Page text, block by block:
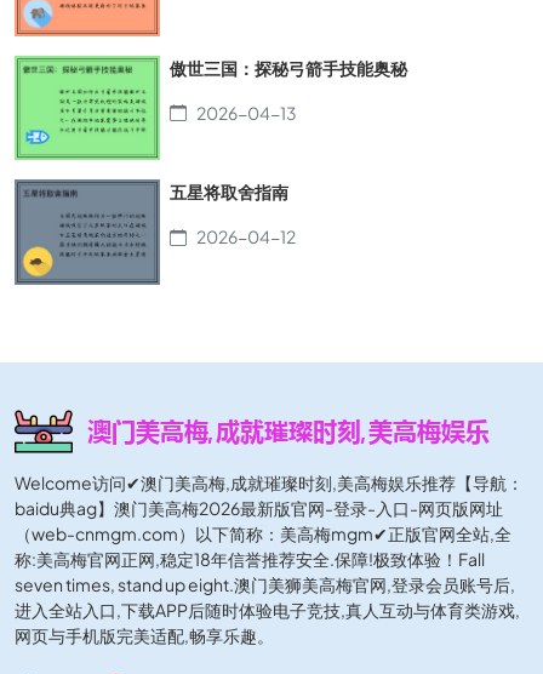
傲世三国：探秘弓箭手技能奥秘
2026-04-13
五星将取舍指南
2026-04-12
Welcome访问✔澳门美高梅,成就璀璨时刻,美高梅娱乐推荐【导航：
baidu典ag】澳门美高梅2026最新版官网-登录-入口-网页版网址
（web-cnmgm.com）以下简称：美高梅mgm✔正版官网全站,全
称:美高梅官网正网,稳定18年信誉推荐安全.保障!极致体验！Fall
seven times, stand up eight.澳门美狮美高梅官网,登录会员账号后,
进入全站入口,下载APP后随时体验电子竞技,真人互动与体育类游戏,
网页与手机版完美适配,畅享乐趣。